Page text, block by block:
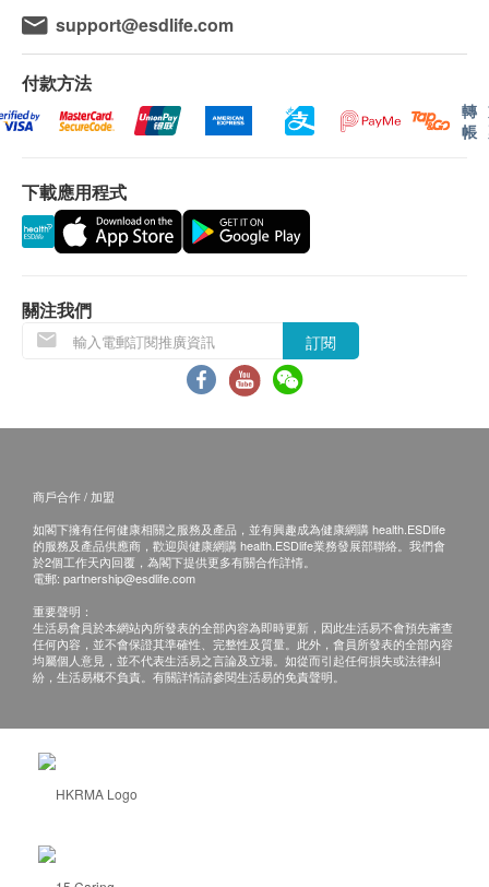
support@esdlife.com
付款方法
轉
帳
下載應用程式
關注我們
訂閱
商戶合作 / 加盟
如閣下擁有任何健康相關之服務及產品，並有興趣成為健康網購 health.ESDlife
的服務及產品供應商，歡迎與健康網購 health.ESDlife業務發展部聯絡。我們會
於2個工作天內回覆，為閣下提供更多有關合作詳情。
電郵: partnership@esdlife.com
重要聲明：
生活易會員於本網站內所發表的全部內容為即時更新，因此生活易不會預先審查
任何內容，並不會保證其準確性、完整性及質量。此外，會員所發表的全部內容
均屬個人意見，並不代表生活易之言論及立場。如從而引起任何損失或法律糾
紛，生活易概不負責。有關詳情請參閱生活易的免責聲明。